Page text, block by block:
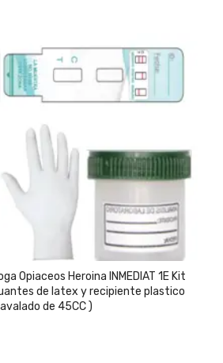
Opiaceos Heroina INMEDIAT 1E Kit
de latex y recipiente plastico
avalado de 45CC )